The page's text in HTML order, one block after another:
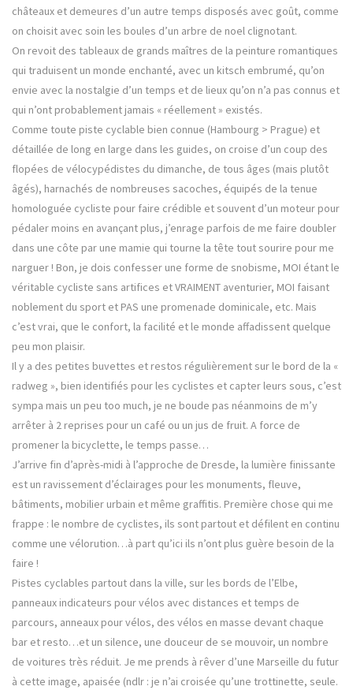
châteaux et demeures d’un autre temps disposés avec goût, comme
on choisit avec soin les boules d’un arbre de noel clignotant.
On revoit des tableaux de grands maîtres de la peinture romantiques
qui traduisent un monde enchanté, avec un kitsch embrumé, qu’on
envie avec la nostalgie d’un temps et de lieux qu’on n’a pas connus et
qui n’ont probablement jamais « réellement » existés.
Comme toute piste cyclable bien connue (Hambourg > Prague) et
détaillée de long en large dans les guides, on croise d’un coup des
flopées de vélocypédistes du dimanche, de tous âges (mais plutôt
âgés), harnachés de nombreuses sacoches, équipés de la tenue
homologuée cycliste pour faire crédible et souvent d’un moteur pour
pédaler moins en avançant plus, j’enrage parfois de me faire doubler
dans une côte par une mamie qui tourne la tête tout sourire pour me
narguer ! Bon, je dois confesser une forme de snobisme, MOI étant le
véritable cycliste sans artifices et VRAIMENT aventurier, MOI faisant
noblement du sport et PAS une promenade dominicale, etc. Mais
c’est vrai, que le confort, la facilité et le monde affadissent quelque
peu mon plaisir.
Il y a des petites buvettes et restos régulièrement sur le bord de la «
radweg », bien identifiés pour les cyclistes et capter leurs sous, c’est
sympa mais un peu too much, je ne boude pas néanmoins de m’y
arrêter à 2 reprises pour un café ou un jus de fruit. A force de
promener la bicyclette, le temps passe…
J’arrive fin d’après-midi à l’approche de Dresde, la lumière finissante
est un ravissement d’éclairages pour les monuments, fleuve,
bâtiments, mobilier urbain et même graffitis. Première chose qui me
frappe : le nombre de cyclistes, ils sont partout et défilent en continu
comme une vélorution…à part qu’ici ils n’ont plus guère besoin de la
faire !
Pistes cyclables partout dans la ville, sur les bords de l’Elbe,
panneaux indicateurs pour vélos avec distances et temps de
parcours, anneaux pour vélos, des vélos en masse devant chaque
bar et resto…et un silence, une douceur de se mouvoir, un nombre
de voitures très réduit. Je me prends à rêver d’une Marseille du futur
à cette image, apaisée (ndlr : je n’ai croisée qu’une trottinette, seule.